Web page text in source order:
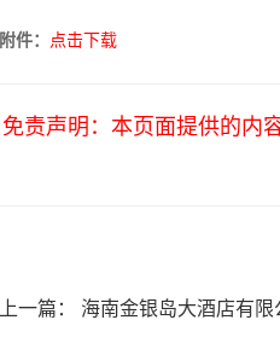
附件： 点击下载
免责声明：本页面提供的内
上一篇： 海南金银岛大酒店有限公司